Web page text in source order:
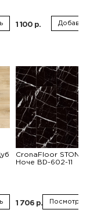
1 100 р. Добавить
CronaFloor STONE
Ноче BD-602-11
1 706 р. Посмотреть